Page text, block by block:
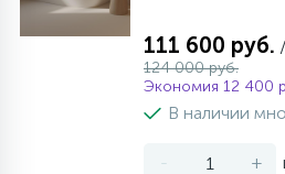
111 600 руб.
124 000 руб.
Экономия 12 400
В наличии
- +